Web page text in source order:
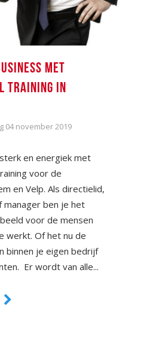
MET
TRAINING IN
04 november 2019
en energiek met
voor de
en Velp. Als directielid,
manager ben je het
voor de mensen
werkt. Of het nu de
binnen je eigen bedrijf
Er wordt van alle...